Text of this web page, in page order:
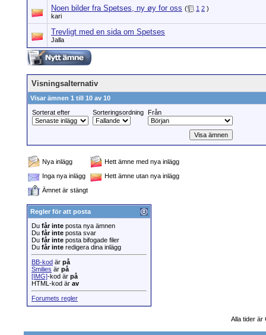
Noen bilder fra Spetses, ny øy for oss ( 1 2 )
kari
Trevligt med en sida om Spetses
Jalla
Visningsalternativ
Visar ämnen 1 till 10 av 10
Sorterat efter
Sorteringsordning Från
Nya inlägg
Hett ämne med nya inlägg
Inga nya inlägg
Hett ämne utan nya inlägg
Ämnet är stängt
Regler för att posta
Du får inte posta nya ämnen
Du får inte posta svar
Du får inte posta bifogade filer
Du får inte redigera dina inlägg
BB-kod är på
Smilies är på
[IMG]-kod är på
HTML-kod är av
Forumets regler
Alla tider är